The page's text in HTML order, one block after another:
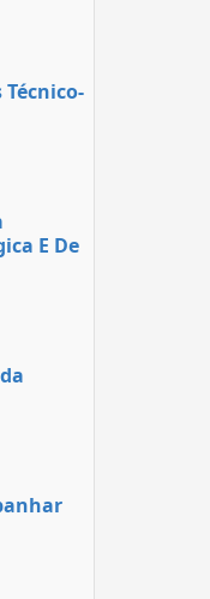
E De